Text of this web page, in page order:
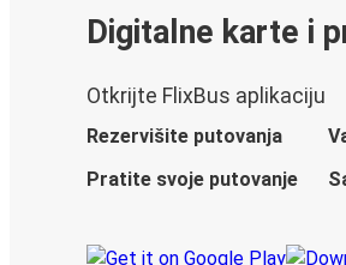
Digitalne karte i
Otkrijte FlixBus aplikaciju
Rezervišite putovanja
Pratite svoje putovanje